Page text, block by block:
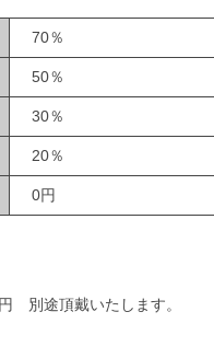
70％
50％
30％
20％
0円
別途頂戴いたします。